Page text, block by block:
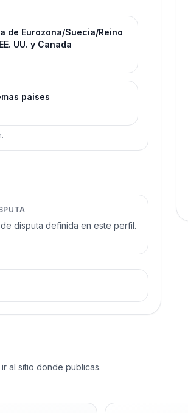
de Eurozona/Suecia/Reino
UU. y Canada
paises
disputa definida en este perfil.
al sitio donde publicas.